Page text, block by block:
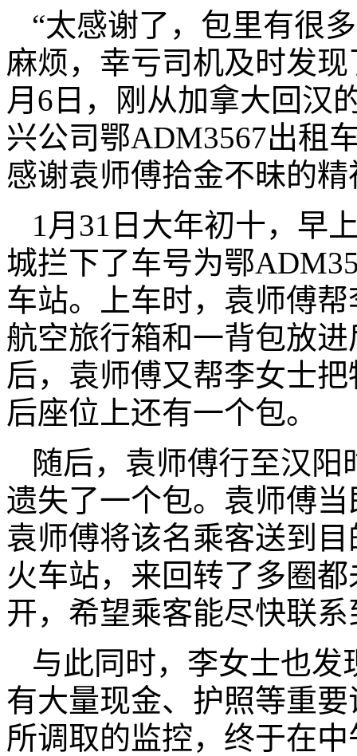
“太感谢了，包里有很
麻烦，幸亏司机及时发
月6日，刚从加拿大回汉
兴公司鄂ADM3567出租
感谢袁师傅拾金不昧的
1月31日大年初十，早
城拦下了车号为鄂
车站。上车时，袁师傅
航空旅行箱和一背包放
后，袁师傅又帮李女士
后座位上还有一个包。
随后，袁师傅行至汉
遗失了一个包。袁师傅
袁师傅将该名乘客送到
火车站，来回转了多圈
开，希望乘客能尽快联
与此同时，李女士也
有大量现金、护照等重
所调取的监控，终于在